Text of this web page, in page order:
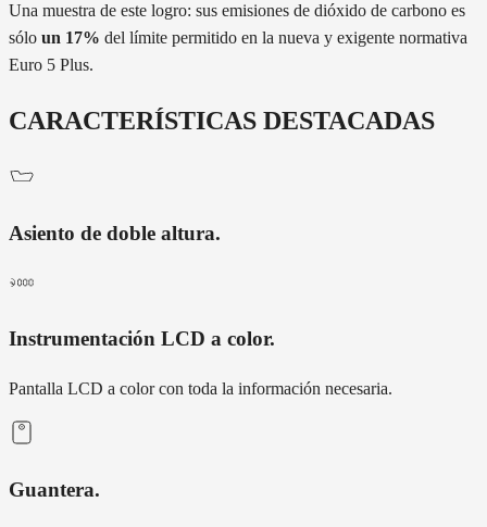
Una muestra de este logro: sus emisiones de dióxido de carbono es
sólo un 17% del límite permitido en la nueva y exigente normativa
Euro 5 Plus.
CARACTERÍSTICAS DESTACADAS
Asiento de doble altura.
Instrumentación LCD a color.
Pantalla LCD a color con toda la información necesaria.
Guantera.